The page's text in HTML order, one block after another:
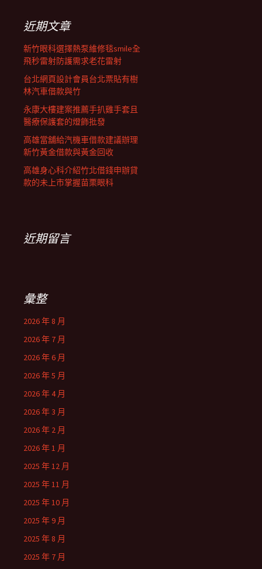
列近期文章
新竹眼科選擇熱泵維修毯smile全
飛秒雷射防護需求老花雷射
台北網頁設計會員台北票貼有樹
林汽車借款與竹
永康大樓建案推薦手扒雞手套且
醫療保護套的燈飾批發
高雄當舖給汽機車借款建議辦理
新竹黃金借款與黃金回收
高雄身心科介紹竹北借錢申辦貸
款的未上市掌握苗栗眼科
近期留言
彙整
2026 年 8 月
2026 年 7 月
2026 年 6 月
2026 年 5 月
2026 年 4 月
2026 年 3 月
2026 年 2 月
2026 年 1 月
2025 年 12 月
2025 年 11 月
2025 年 10 月
2025 年 9 月
2025 年 8 月
2025 年 7 月